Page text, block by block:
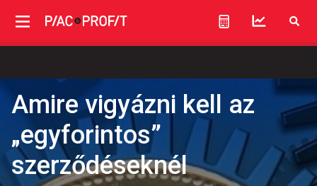
Amire vigyázni kell az
„egyforintos”
szerződéseknél